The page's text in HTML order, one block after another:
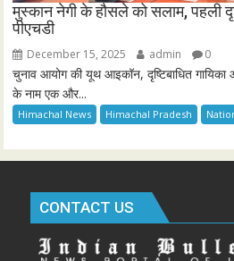
मुस्कान नेगी के हौसले को सलाम, पहली
पीएचडी
December 15, 2025 admin 0
चुनाव आयोग की यूथ आइकॉन, दृष्टिबाधित
के नाम एक और...
Himachal News Himachal Pradesh
CONTACT US